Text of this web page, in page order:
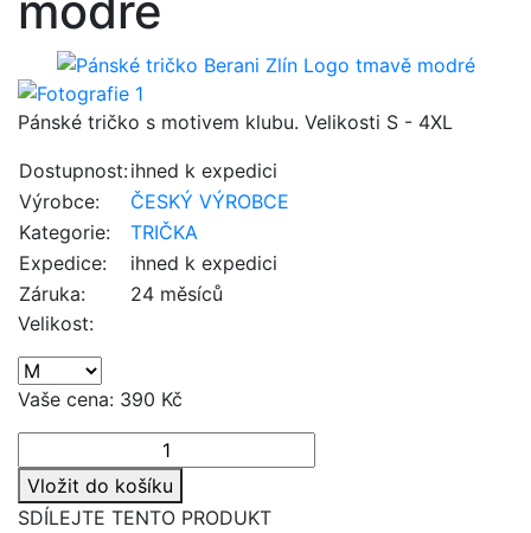
Pánské tričko s motivem klubu. Velikosti S - 4XL
Dostupnost:ihned k expedici
Výrobce:
ČESKÝ VÝROBCE
Kategorie:
TRIČKA
Expedice:
ihned k expedici
Záruka:
24 měsíců
Velikost:
Vaše cena: 390 Kč
Vložit do košíku
SDÍLEJTE TENTO PRODUKT